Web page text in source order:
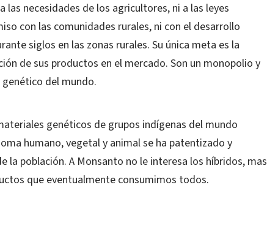
las necesidades de los agricultores, ni a las leyes
con las comunidades rurales, ni con el desarrollo
siglos en las zonas rurales. Su única meta es la
de sus productos en el mercado. Son un monopolio y
del mundo.
genéticos de grupos indígenas del mundo
humano, vegetal y animal se ha patentizado y
la población. A Monsanto no le interesa los híbridos, mas
que eventualmente consumimos todos.